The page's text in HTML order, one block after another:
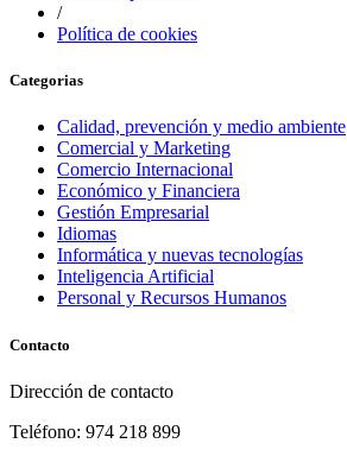
/
Política de cookies
Categorias
Calidad, prevención y medio ambiente
Comercial y Marketing
Comercio Internacional
Económico y Financiera
Gestión Empresarial
Idiomas
Informática y nuevas tecnologías
Inteligencia Artificial
Personal y Recursos Humanos
Contacto
Dirección de contacto
Teléfono: 974 218 899